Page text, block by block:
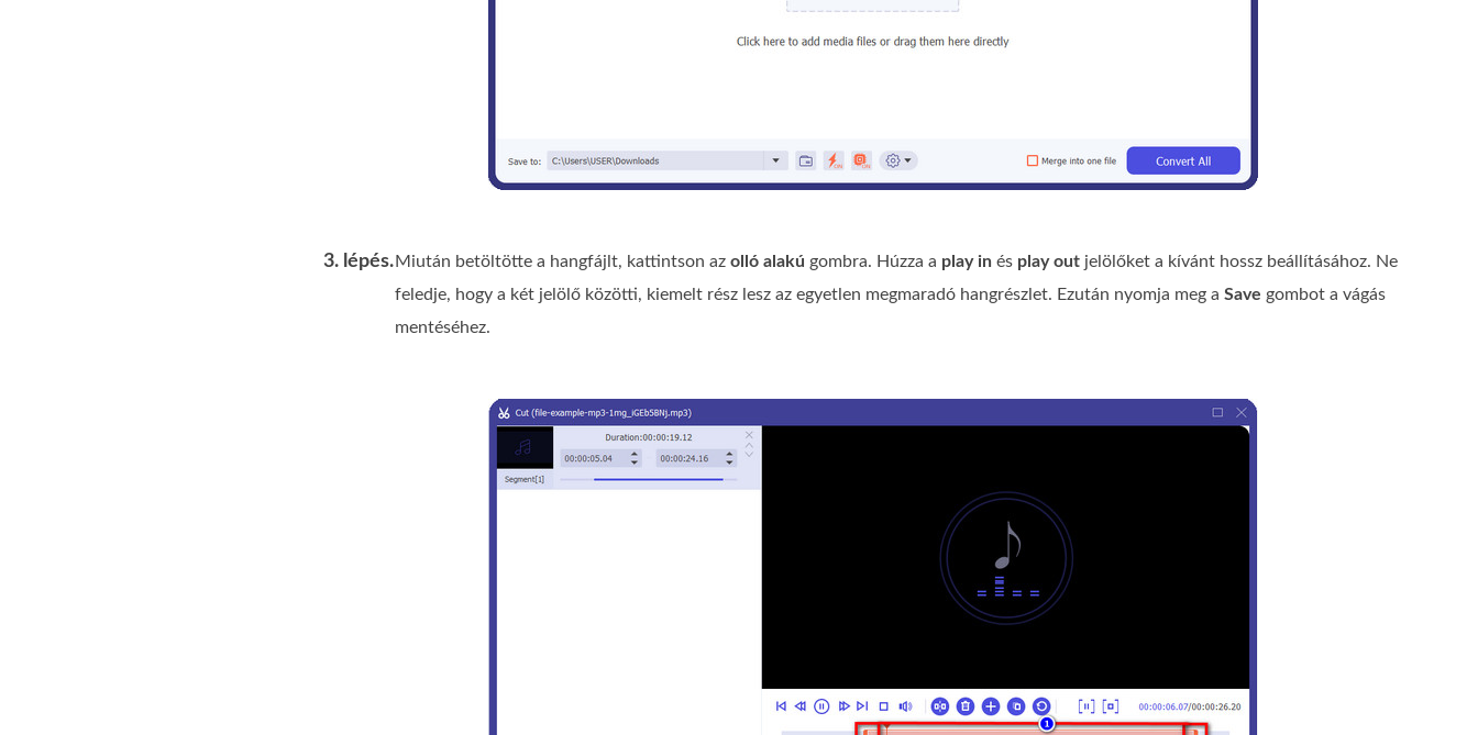
3. lépés.Miután betöltötte a hangfájlt, kattintson az olló alakú gombra. Húzza a play in és play out jelölőket a kívánt hossz beállításához. Ne
feledje, hogy a két jelölő közötti, kiemelt rész lesz az egyetlen megmaradó hangrészlet. Ezután nyomja meg a Save gombot a vágás
mentéséhez.